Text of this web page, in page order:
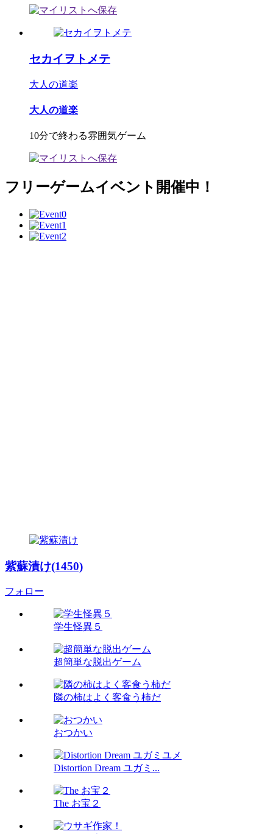
セカイヲトメテ
大人の道楽
大人の道楽
10分で終わる雰囲気ゲーム
フリーゲームイベント開催中！
紫蘇漬け(1450)
フォロー
学生怪異５
超簡単な脱出ゲーム
隣の柿はよく客食う柿だ
おつかい
Distortion Dream ユガミ...
The お宝２